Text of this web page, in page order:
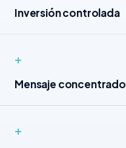
Inversión controlada
+
Mensaje concentrado
+